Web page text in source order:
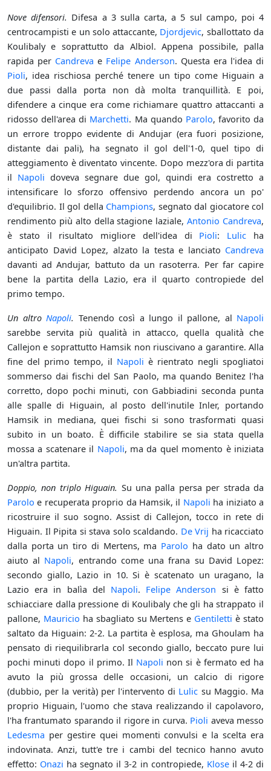
Nove difensori. Difesa a 3 sulla carta, a 5 sul campo, poi 4
centrocampisti e un solo attaccante, Djordjevic, sballottato da
Koulibaly e soprattutto da Albiol. Appena possibile, palla
rapida per Candreva e Felipe Anderson. Questa era l'idea di
Pioli, idea rischiosa perché tenere un tipo come Higuain a
due passi dalla porta non dà molta tranquillità. E poi,
difendere a cinque era come richiamare quattro attaccanti a
ridosso dell'area di Marchetti. Ma quando Parolo, favorito da
un errore troppo evidente di Andujar (era fuori posizione,
distante dai pali), ha segnato il gol dell'1-0, quel tipo di
atteggiamento è diventato vincente. Dopo mezz'ora di partita
il Napoli doveva segnare due gol, quindi era costretto a
intensificare lo sforzo offensivo perdendo ancora un po'
d'equilibrio. Il gol della Champions, segnato dal giocatore col
rendimento più alto della stagione laziale,Antonio Candreva,
è stato il risultato migliore dell'idea di Pioli: Lulic ha
anticipato David Lopez, alzato la testa e lanciato Candreva
davanti ad Andujar, battuto da un rasoterra. Per far capire
bene la partita della Lazio, era il quarto contropiede del
primo tempo.
Un altro Napoli. Tenendo così a lungo il pallone, al Napoli
sarebbe servita più qualità in attacco, quella qualità che
Callejon e soprattutto Hamsik non riuscivano a garantire. Alla
fine del primo tempo, il Napoli è rientrato negli spogliatoi
sommerso dai fischi del San Paolo, ma quando Benitez l'ha
corretto, dopo pochi minuti, con Gabbiadini seconda punta
alle spalle di Higuain, al posto dell'inutile Inler, portando
Hamsik in mediana, quei fischi si sono trasformati quasi
subito in un boato. È difficile stabilire se sia stata quella
mossa a scatenare il Napoli, ma da quel momento è iniziata
un'altra partita.
Doppio, non triplo Higuain. Su una palla persa per strada da
Parolo e recuperata proprio da Hamsik, il Napoli ha iniziato a
ricostruire il suo sogno. Assist di Callejon, tocco in rete di
Higuain. Il Pipita si stava solo scaldando. De Vrij ha ricacciato
dalla porta un tiro di Mertens, ma Parolo ha dato un altro
aiuto al Napoli, entrando come una frana su David Lopez:
secondo giallo, Lazio in 10. Si è scatenato un uragano, la
Lazio era in balìa del Napoli. Felipe Anderson si è fatto
schiacciare dalla pressione di Koulibaly che gli ha strappato il
pallone, Mauricio ha sbagliato su Mertens e Gentiletti è stato
saltato da Higuain: 2-2. La partita è esplosa, ma Ghoulam ha
pensato di riequilibrarla col secondo giallo, beccato pure lui
pochi minuti dopo il primo. Il Napoli non si è fermato ed ha
avuto la più grossa delle occasioni, un calcio di rigore
(dubbio, per la verità) per l'intervento di Lulic su Maggio. Ma
proprio Higuain, l'uomo che stava realizzando il capolavoro,
l'ha frantumato sparando il rigore in curva. Pioli aveva messo
Ledesma per gestire quei momenti convulsi e la scelta era
indovinata. Anzi, tutt'e tre i cambi del tecnico hanno avuto
effetto: Onazi ha segnato il 3-2 in contropiede, Kloseil 4-2 di